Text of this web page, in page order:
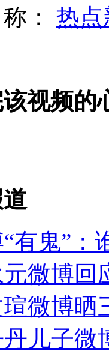
铁殴打老人 痛下狠手拳
否安全 医生回应
： 热点
视频的
有鬼”：
微博回
微博晒
儿子微